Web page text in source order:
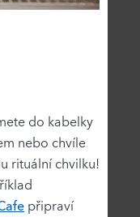
do kabelky
nebo chvíle
rituální chvilku!
připraví